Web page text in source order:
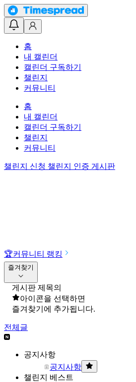
홈
내 캘린더
캘린더 구독하기
챌린지
커뮤니티
홈
내 캘린더
캘린더 구독하기
챌린지
커뮤니티
챌린지 신청 챌린지 인증 게시판
🏆커뮤니티 랭킹
즐겨찾기
게시판 제목의
아이콘을 선택하면
즐겨찾기에 추가됩니다.
전체글
공지사항
공지사항
챌린지 베스트